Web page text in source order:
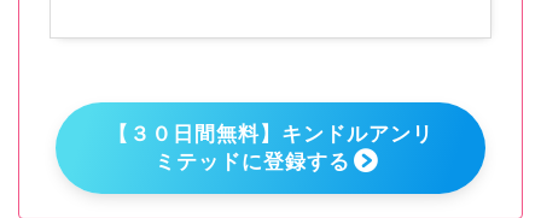
【３０日間無料】キンドルアンリ
ミテッドに登録する